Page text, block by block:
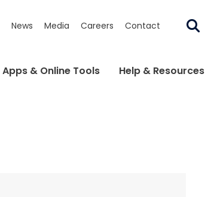
News Media Careers Contact
Apps & Online Tools Help & Resources